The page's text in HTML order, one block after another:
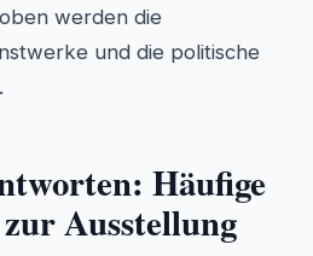
werden die
und die politische
Häufige
Ausstellung